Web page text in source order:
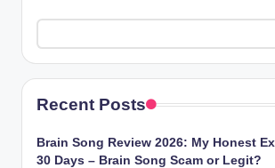
Recent Posts
Brain Song Review 2026: My Honest
30 Days – Brain Song Scam or Legit?